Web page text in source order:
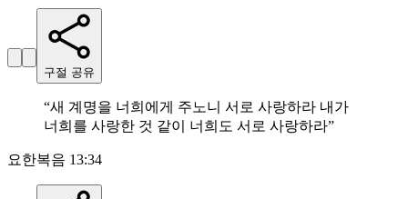
구절 공유
“새 계명을 너희에게 주노니 서로 사랑하라 내가
너희를 사랑한 것 같이 너희도 서로 사랑하라”
요한복음 13:34